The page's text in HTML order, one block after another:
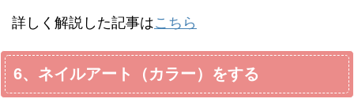
詳しく解説した記事はこちら
6、ネイルアート（カラー）をする